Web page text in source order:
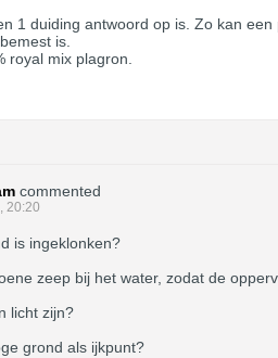
1 duiding antwoord op is. Zo kan
is.
royal mix plagron.
commented
20:20
is ingeklonken?
zeep bij het water, zodat de
licht zijn?
grond als ijkpunt?